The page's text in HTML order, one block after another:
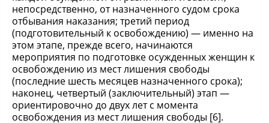
непосредственно, от назначенного судом срока
отбывания наказания; третий период
(подготовительный к освобождению) — именно на
этом этапе, прежде всего, начинаются
мероприятия по подготовке осужденных женщин к
освобождению из мест лишения свободы
(последние шесть месяцев назначенного срока);
наконец, четвертый (заключительный) этап —
ориентировочно до двух лет с момента
освобождения из мест лишения свободы [6].